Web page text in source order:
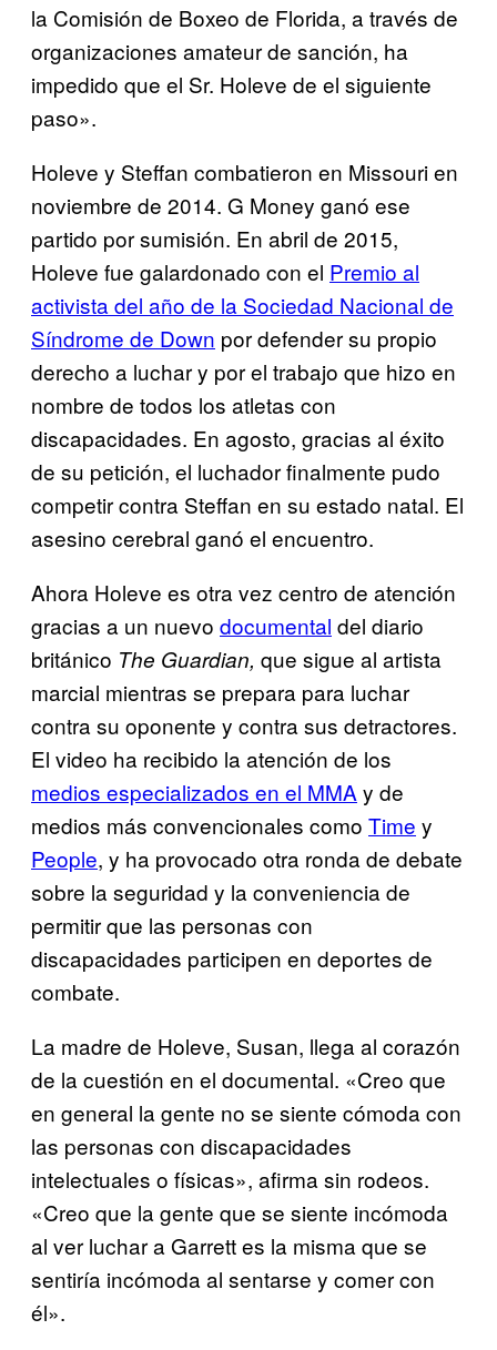
la Comisión de Boxeo de Florida, a través de
organizaciones amateur de sanción, ha
impedido que el Sr. Holeve de el siguiente
paso».
Holeve y Steffan combatieron en Missouri en
noviembre de 2014. G Money ganó ese
partido por sumisión. En abril de 2015,
Holeve fue galardonado con el Premio al
activista del año de la Sociedad Nacional de
Síndrome de Down por defender su propio
derecho a luchar y por el trabajo que hizo en
nombre de todos los atletas con
discapacidades. En agosto, gracias al éxito
de su petición, el luchador finalmente pudo
competir contra Steffan en su estado natal. El
asesino cerebral ganó el encuentro.
Ahora Holeve es otra vez centro de atención
gracias a un nuevo documental del diario
británico The Guardian, que sigue al artista
marcial mientras se prepara para luchar
contra su oponente y contra sus detractores.
El video ha recibido la atención de los
medios especializados en el MMA y de
medios más convencionales como Time y
People, y ha provocado otra ronda de debate
sobre la seguridad y la conveniencia de
permitir que las personas con
discapacidades participen en deportes de
combate.
La madre de Holeve, Susan, llega al corazón
de la cuestión en el documental. «Creo que
en general la gente no se siente cómoda con
las personas con discapacidades
intelectuales o físicas», afirma sin rodeos.
«Creo que la gente que se siente incómoda
al ver luchar a Garrett es la misma que se
sentiría incómoda al sentarse y comer con
él».